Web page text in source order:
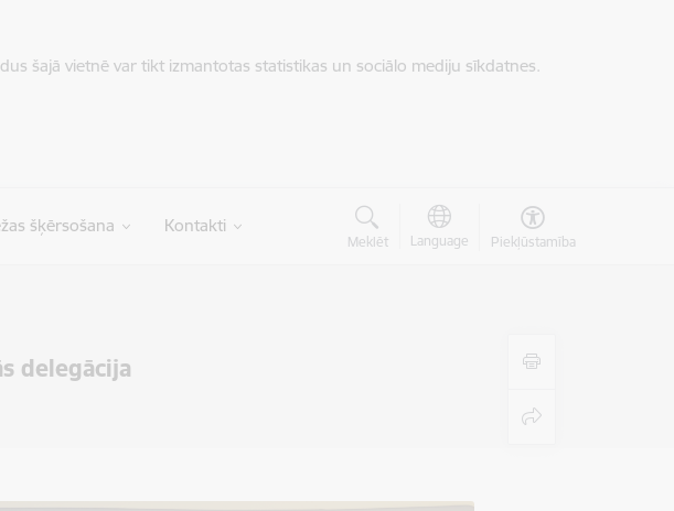
šajā vietnē var tikt izmantotas statistikas un sociālo mediju sīkdatnes.
šķērsošana Kontakti
Meklēt Language Piekļūstamība
delegācija